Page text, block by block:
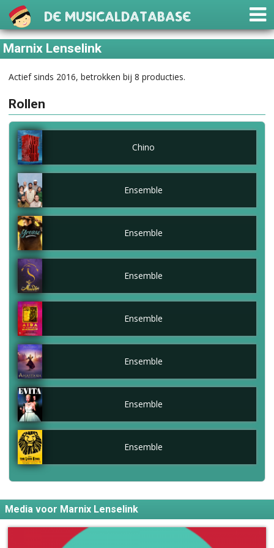
De Musicaldatabase
Marnix Lenselink
Actief sinds 2016, betrokken bij 8 producties.
Rollen
Chino
Ensemble
Ensemble
Ensemble
Ensemble
Ensemble
Ensemble
Ensemble
Media voor Marnix Lenselink